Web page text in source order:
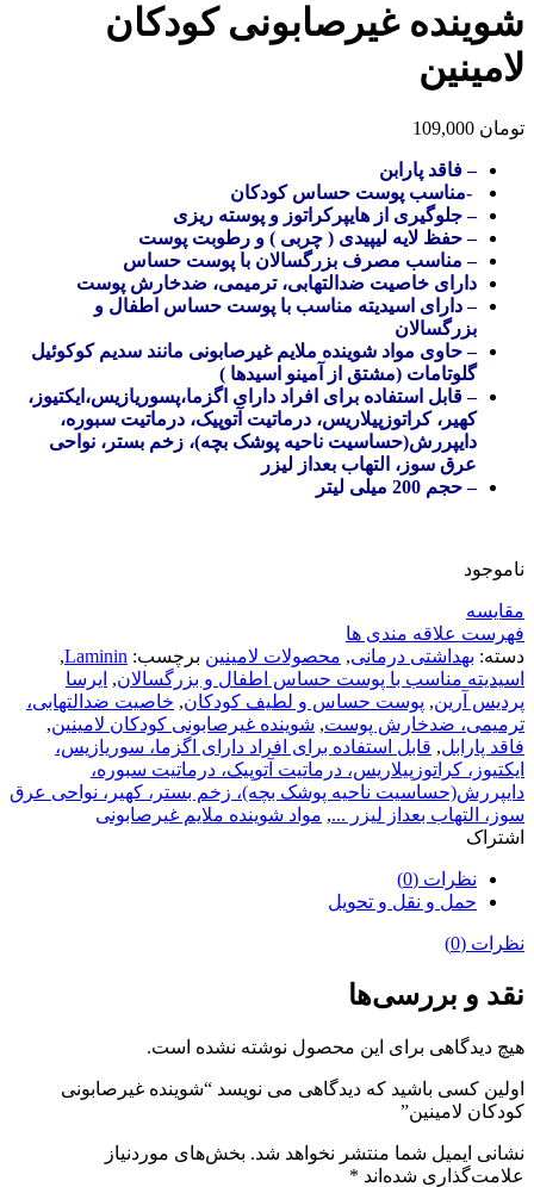
شوینده غیرصابونی کودکان
لامینین
تومان
–فاقد پارابن
-مناسب پوست حساس کودکان
–جلوگیری از هایپرکراتوز و پوسته ریزی
–حفظ لایه لیپیدی ( چربی ) و رطوبت پوست
– مناسب مصرف بزرگسالان با پوست حساس
دارای خاصیت ضدالتهابی، ترمیمی، ضدخارش پوست
–دارای اسیدیته مناسب با پوست حساس اطفال و
بزرگسالان
–حاوی مواد شوینده ملایم غیرصابونی مانند سدیم کوکوئیل
گلوتامات (مشتق از آمینو اسیدها )
–قابل استفاده برای افراد دارای اگزما،پسوریازیس،ایکتیوز،
کهیر، کراتوزپیلاریس، درماتیت آتوپیک، درماتیت سبوره،
دایپررش(حساسیت ناحیه پوشک بچه)، زخم بستر، نواحی
عرق سوز، التهاب بعداز لیزر
– حجم 200 میلی لیتر
ناموجود
مقایسه
فهرست علاقه مندی ها
دسته: بهداشتی درمانی, محصولات لامینین برچسب: Laminin
,
اسیدیته مناسب با پوست حساس اطفال و بزرگسالان, ایرسا
پردیس آرین, پوست حساس و لطیف کودکان, خاصیت ضدالتهابی،
ترمیمی، ضدخارش پوست, شوینده غیرصابونی کودکان لامینین,
فاقد پارابل, قابل استفاده برای افراد دارای اگزما، سوریازیس،
ایکتیوز، کراتوزپیلاریس، درماتیت آتوپیک، درماتیت سبوره،
دایپررش(حساسیت ناحیه پوشک بچه)، زخم بستر، کهیر، نواحی عرق
سوز، التهاب بعداز لیزر ..., مواد شوینده ملایم غیرصابونی
اشتراک
نظرات (0)
حمل و نقل و تحویل
نظرات (0)
نقد و بررسی‌ها
هیچ دیدگاهی برای این محصول نوشته نشده است.
اولین کسی باشید که دیدگاهی می نویسد “شوینده غیرصابونی
کودکان لامینین”
نشانی ایمیل شما منتشر نخواهد شد. بخش‌های موردنیاز
علامت‌گذاری شده‌اند *